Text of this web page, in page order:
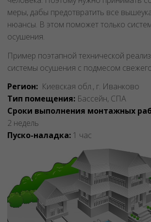
меры, дабы предотвратить все
нюансы. В этом поможет только
осушения.
Пример поэтапной технической
системы осушения с подмесом
Регион: Киевская обл., г. Иванково
Тип помещения: Бассейн, СПА
Сроки выполнения монтажных
2 недель
Пуско-наладка: 1 час